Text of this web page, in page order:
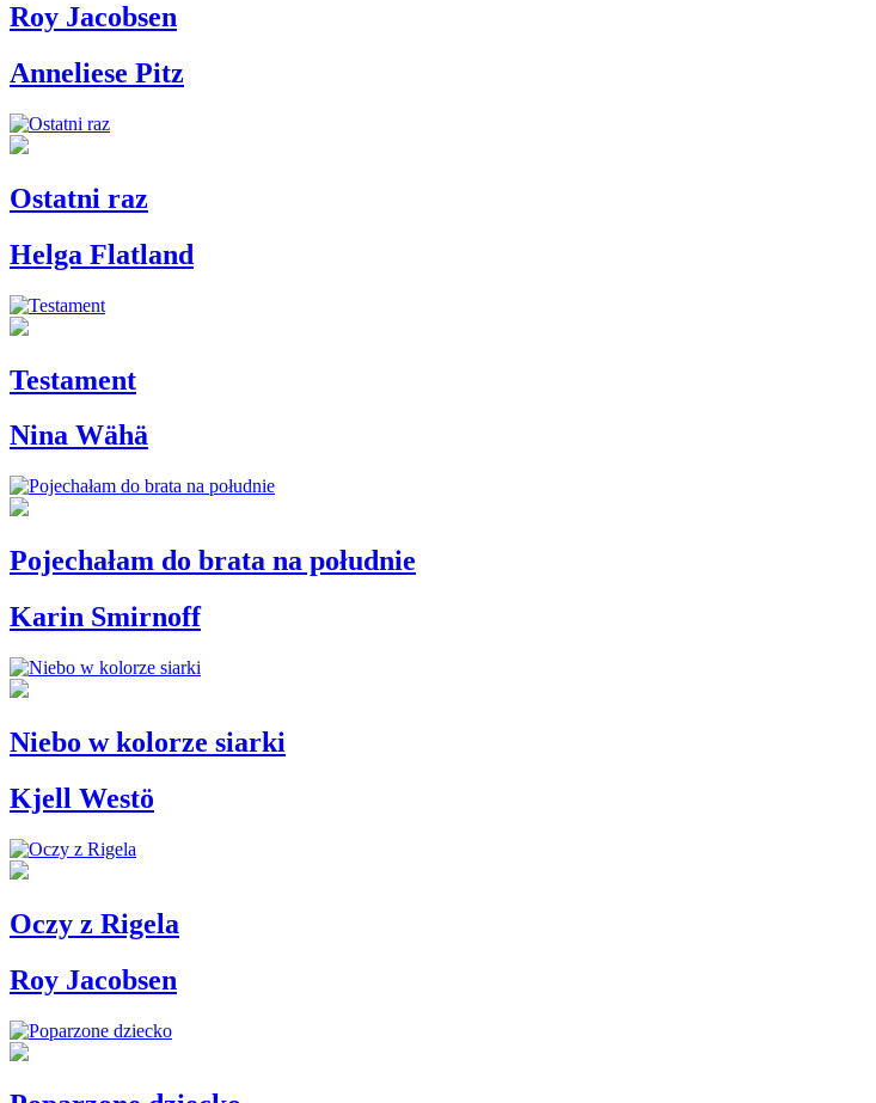
Roy Jacobsen
Anneliese Pitz
Ostatni raz
Helga Flatland
Testament
Nina Wähä
Pojechałam do brata na południe
Karin Smirnoff
Niebo w kolorze siarki
Kjell Westö
Oczy z Rigela
Roy Jacobsen